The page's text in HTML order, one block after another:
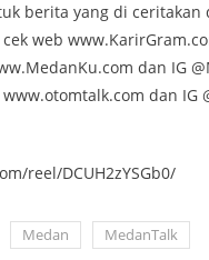
berita yang di
web
dan IG
dan IG
reel/DCUH2zYSGb0/
Medan MedanTalk